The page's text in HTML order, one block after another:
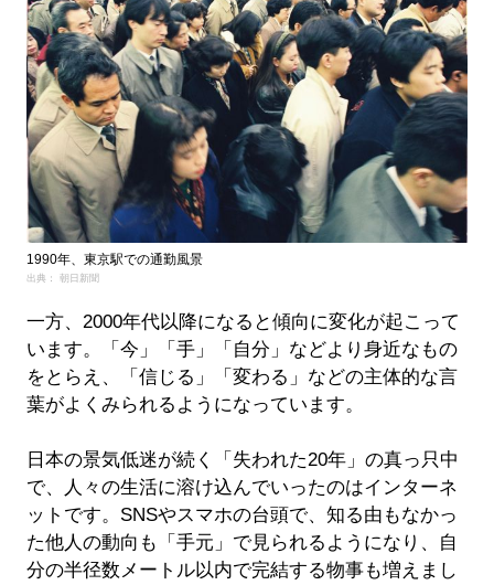
1990年、東京駅での通勤風景
出典： 朝日新聞
一方、2000年代以降になると傾向に変化が起こって
います。「今」「手」「自分」などより身近なもの
をとらえ、「信じる」「変わる」などの主体的な言
葉がよくみられるようになっています。
日本の景気低迷が続く「失われた20年」の真っ只中
で、人々の生活に溶け込んでいったのはインターネ
ットです。SNSやスマホの台頭で、知る由もなかっ
た他人の動向も「手元」で見られるようになり、自
分の半径数メートル以内で完結する物事も増えまし